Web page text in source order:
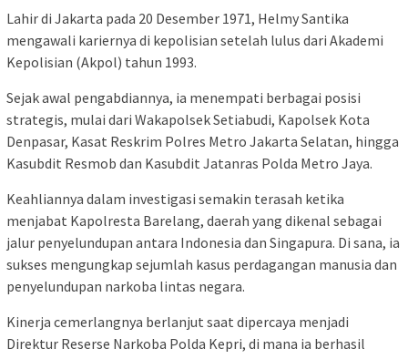
Lahir di Jakarta pada 20 Desember 1971, Helmy Santika
mengawali kariernya di kepolisian setelah lulus dari Akademi
Kepolisian (Akpol) tahun 1993.
Sejak awal pengabdiannya, ia menempati berbagai posisi
strategis, mulai dari Wakapolsek Setiabudi, Kapolsek Kota
Denpasar, Kasat Reskrim Polres Metro Jakarta Selatan, hingga
Kasubdit Resmob dan Kasubdit Jatanras Polda Metro Jaya.
Keahliannya dalam investigasi semakin terasah ketika
menjabat Kapolresta Barelang, daerah yang dikenal sebagai
jalur penyelundupan antara Indonesia dan Singapura. Di sana, ia
sukses mengungkap sejumlah kasus perdagangan manusia dan
penyelundupan narkoba lintas negara.
Kinerja cemerlangnya berlanjut saat dipercaya menjadi
Direktur Reserse Narkoba Polda Kepri, di mana ia berhasil